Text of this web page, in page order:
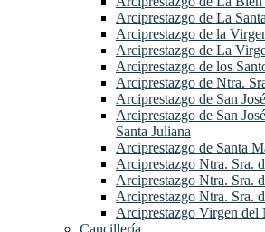
Arciprestazgo de La
Arciprestazgo de la
Arciprestazgo de La
Arciprestazgo de los
Arciprestazgo de Ntra.
Arciprestazgo de San José
Arciprestazgo de San
Santa Juliana
Arciprestazgo de Santa
Arciprestazgo Ntra. Sra.
Arciprestazgo Ntra. Sra.
Arciprestazgo Ntra. Sra.
Arciprestazgo Virgen del
Cancillería